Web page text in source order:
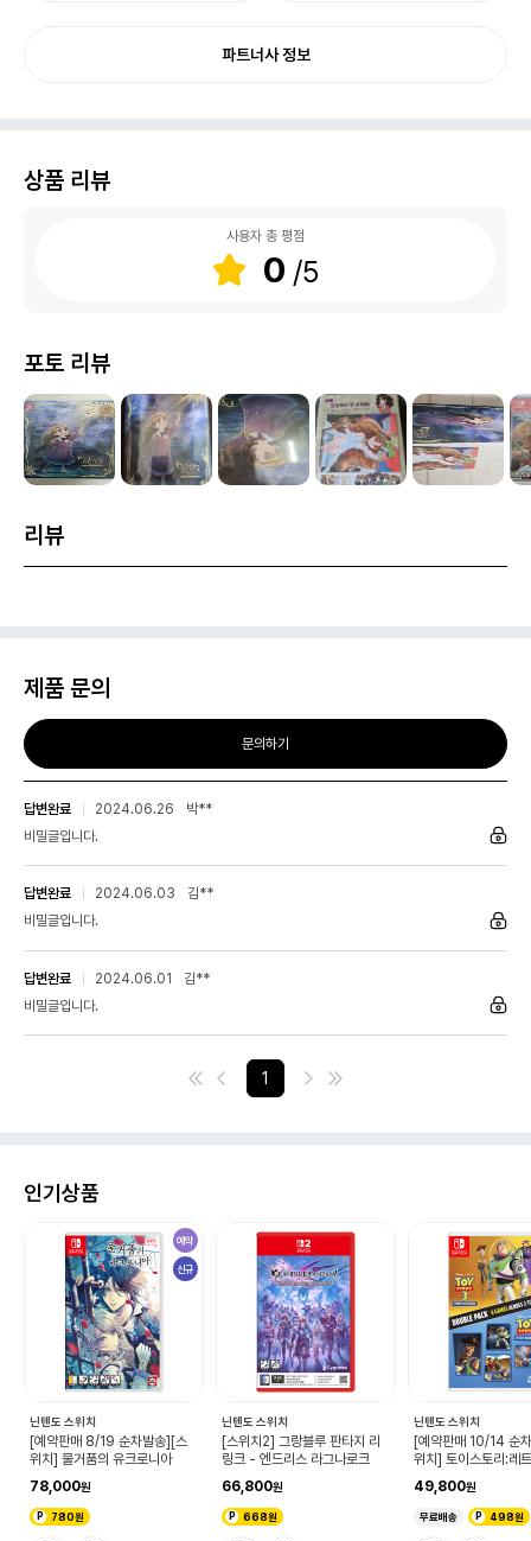
파트너사 정보
상품 리뷰
사용자 총 평점
0
포토 리뷰
리뷰
제품 문의
문의하기
답변완료 2024.06.26
박**
비밀글입니다.
답변완료 2024.06.03
김**
비밀글입니다.
답변완료 2024.06.01
김**
비밀글입니다.
1
인기상품
예약
신규
닌텐도 스위치
[예약판매 8/19 순차발송][스
위치] 물거품의 유크로니아
78,000
780원
닌텐도 스위치
[스위치2] 그랑블루 판타지 리
링크 - 엔드리스 라그나로크
66,800
668원
닌텐도 스위치
[예약판매 10/14 순
위치] 토이스토리:레
드업! + 토이스토리3
팩(Toy Story:
up! + Toy Story 3
te Edition
49,800
무료배송 498원